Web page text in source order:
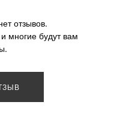
отзывов.
многие будут вам